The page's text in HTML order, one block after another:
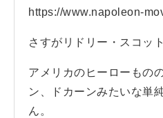
https://www.napoleon-
さすがリドリー・スコッ
アメリカのヒーローもの
ン、ドカーンみたいな単
ん。